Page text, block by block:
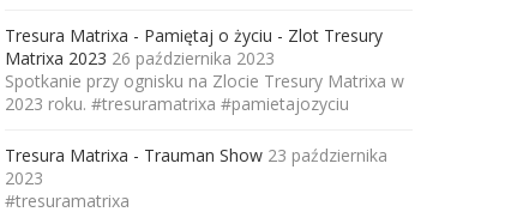
Tresura Matrixa - Pamiętaj o życiu - Zlot Tresury
Matrixa 2023 26 października 2023
Spotkanie przy ognisku na Zlocie Tresury Matrixa w
2023 roku. #tresuramatrixa #pamietajozyciu
Tresura Matrixa - Trauman Show 23 października
2023
#tresuramatrixa